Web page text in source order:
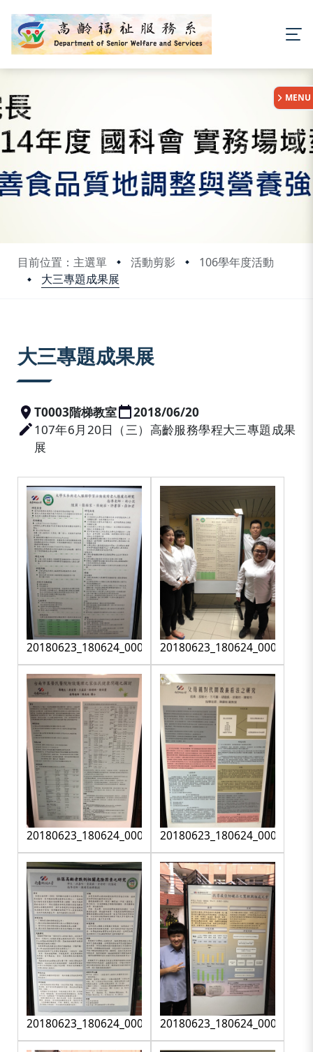
目前位置：主選單 活動剪影
106學年度活動
大三專題成果展
:::
MENU
大三專題成果展
T0003階梯教室
2018/06/20
107年6月20日（三）高齡服務學程大三專題成果
展
20180623_180624_0001 20180623_180624_0002
20180623_180624_0003 20180623_180624_0004
20180623_180624_0005 20180623_180624_0006